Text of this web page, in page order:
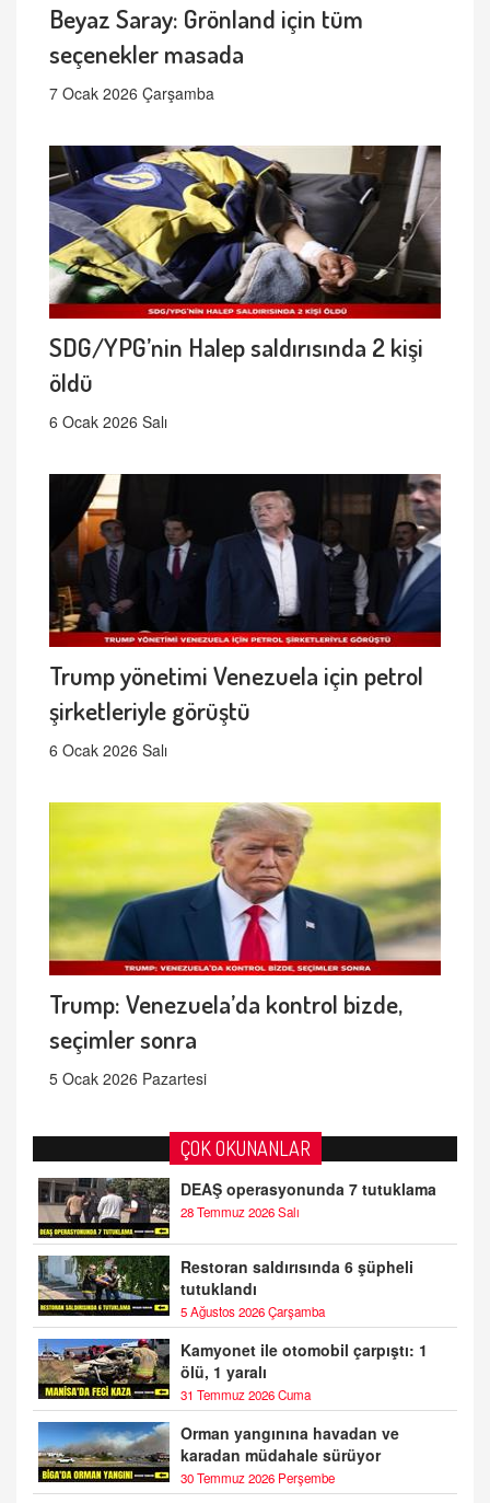
Beyaz Saray: Grönland için tüm
seçenekler masada
7 Ocak 2026 Çarşamba
SDG/YPG’nin Halep saldırısında 2 kişi
öldü
6 Ocak 2026 Salı
Trump yönetimi Venezuela için petrol
şirketleriyle görüştü
6 Ocak 2026 Salı
Trump: Venezuela’da kontrol bizde,
seçimler sonra
5 Ocak 2026 Pazartesi
ÇOK OKUNANLAR
DEAŞ operasyonunda 7 tutuklama
28 Temmuz 2026 Salı
Restoran saldırısında 6 şüpheli
tutuklandı
5 Ağustos 2026 Çarşamba
Kamyonet ile otomobil çarpıştı: 1
ölü, 1 yaralı
31 Temmuz 2026 Cuma
Orman yangınına havadan ve
karadan müdahale sürüyor
30 Temmuz 2026 Perşembe